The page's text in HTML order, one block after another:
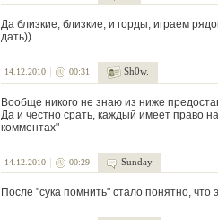
Да близкие, близкие, и горды, играем
дать))
14.12.2010 00:31 Sh0w.
Вообще никого не знаю из ниже
Да и честно срать, каждый имеет право
комментах"
14.12.2010 00:29 Sunday
После "сука помнить" стало понятно,